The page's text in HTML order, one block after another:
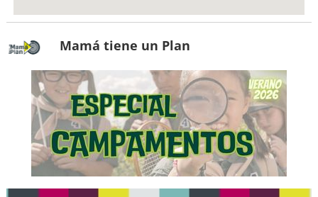
Mamá tiene un Plan